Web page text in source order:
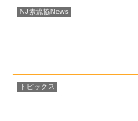
NJ素流協News
トピックス